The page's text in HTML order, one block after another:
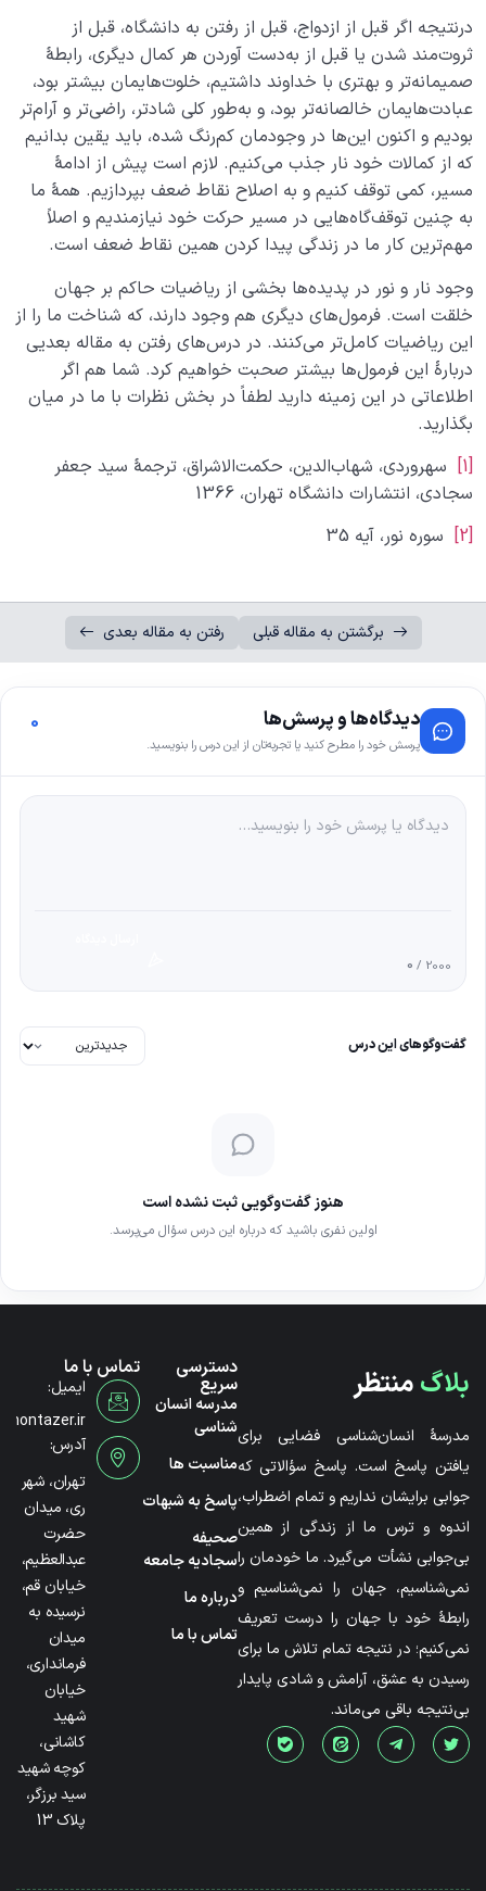
درنتیجه اگر قبل از ازدواج، قبل از رفتن به دانشگاه، قبل از
ثروت‌مند شدن یا قبل از به‌دست آوردن هر کمال دیگری، رابطۀ
صمیمانه‌تر و بهتری با خداوند داشتیم، خلوت‌‎هایمان بیشتر بود،
عبادت‌هایمان خالصانه‌تر بود، و به‌طور کلی شادتر، راضی‌تر و آرام‌تر
بودیم و اکنون این‌ها در وجودمان کم‌رنگ شده، باید یقین بدانیم
که از کمالات خود نار جذب می‌کنیم. لازم است پیش از ادامۀ
مسیر، کمی ‌توقف کنیم و به اصلاح نقاط ضعف بپردازیم. همۀ ما
به چنین توقف‌گاه‌هایی در مسیر حرکت خود نیازمندیم و اصلاً
مهم‌ترین کار ما در زندگی پیدا کردن همین نقاط ضعف است.
وجود نار و نور در پدیده‌ها بخشی از ریاضیات حاکم بر جهان
خلقت است. فرمول‌های دیگری هم وجود دارند، که شناخت ما را از
این ریاضیات کامل‌تر می‌کنند. در درس‌های رفتن به مقاله بعدیی
دربارۀ این فرمول‌ها بیشتر صحبت خواهیم کرد. شما هم اگر
اطلاعاتی در این زمینه دارید لطفاً در بخش نظرات با ما در میان
بگذارید.
[1]
سهروردی، شها‌ب‌الدین، حکمت‌الاشراق، ترجمۀ سید جعفر
سجادی، انتشارات دانشگاه تهران، 1366
[2]
سوره نور، آیه 35
برگشتن به مقاله قبلی رفتن به مقاله بعدی
دیدگاه‌ها و پرسش‌ها
پرسش خود را مطرح کنید یا تجربه‌تان از این درس را بنویسید.
0
0 / 2000
گفت‌وگوهای این درس
هنوز گفت‌وگویی ثبت نشده است
اولین نفری باشید که درباره این درس سؤال می‌پرسد.
بلاگمنتظر
مدرسۀ انسان‌شناسی فضایی برای
یافتن پاسخ است. پاسخ سؤالاتی که
جوابی برایشان نداریم و تمام اضطراب،
اندوه و ترس ما از زندگی از همین
بی‌جوابی نشأت می‌گیرد. ما خودمان را
نمی‌شناسیم، جهان را نمی‌شناسیم و
رابطۀ خود با جهان را درست تعریف
نمی‌کنیم؛ در نتیجه تمام تلاش ما برای
رسیدن به عشق، آرامش و شادی پایدار
بی‌نتیجه باقی می‌ماند.
دسترسی
سریع
مدرسه انسان
شناسی
مناسبت ها
پاسخ به شبهات
صحیفه
سجادیه جامعه
درباره ما
تماس با ما
تماس با ما
ایمیل:
آدرس:
تهران، شهر
ری، میدان
حضرت
عبدالعظیم،
خیابان قم،
نرسیده به
میدان
فرمانداری،
خیابان
شهید
کاشانی،
کوچه شهید
سید برزگر،
پلاک 13